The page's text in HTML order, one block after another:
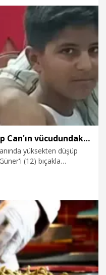
Yüksekten düşüp ölen Eyüp Can'ın vücudundaki kesi izleri araştırılıyor
yüksekten düşüp
(12) bıçakla
Tıp raporunun da